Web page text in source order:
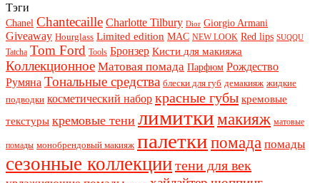
Тэги
Chanel Chantecaille Charlotte Tilbury Dior Giorgio Armani
Giveaway Hourglass Limited edition MAC NEW LOOK Red lips SUQQU
Tatcha Tom Ford Tools Бронзер Кисти для макияжа
Коллекционное Матовая помада Парфюм Рождество
Румяна Тональные средства блески для губ демакияж жидкие
подводки косметический набор красные губы кремовые
текстуры кремовые тени лимиткимакияж матовые
помады монобрендовый макияж палеткипомада помады
сезонные коллекциитени для век